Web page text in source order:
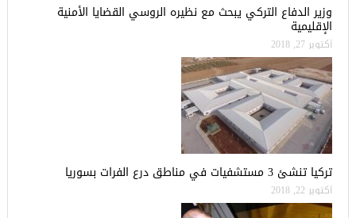
وزير الدفاع التركي يبحث مع نظيره الروسي القضايا الأمنية
الإقليمية
أكتوبر 27, 2018
تركيا تنشئ 3 مستشفيات في مناطق درع الفرات بسوريا
أكتوبر 22, 2018